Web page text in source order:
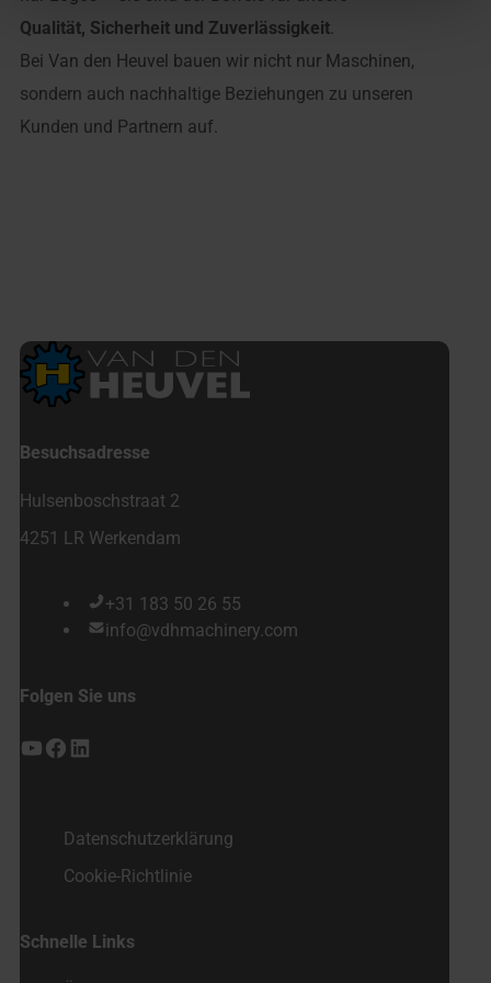
Qualität, Sicherheit und Zuverlässigkeit.
Bei Van den Heuvel bauen wir nicht nur Maschinen,
sondern auch nachhaltige Beziehungen zu unseren
Kunden und Partnern auf.
Besuchsadresse
Hulsenboschstraat 2
4251 LR Werkendam
+31 183 50 26 55
info@vdhmachinery.com
Folgen Sie uns
YouTube
Facebook
LinkedIn
Datenschutzerklärung
Cookie-Richtlinie
Schnelle Links